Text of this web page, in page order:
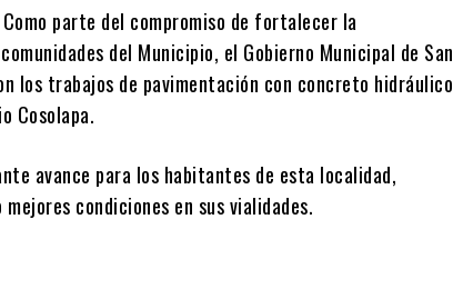
parte del compromiso de fortalecer la
del Municipio, el Gobierno Municipal de San
los trabajos de pavimentación con concreto hidráulico
Cosolapa.
avance para los habitantes de esta localidad,
condiciones en sus vialidades.